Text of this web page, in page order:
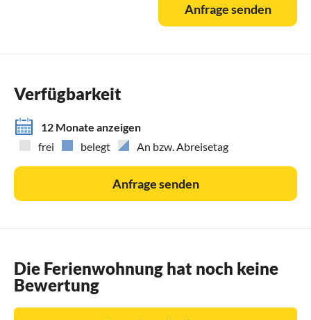
Anfrage senden
Verfügbarkeit
12 Monate anzeigen
frei
belegt An bzw. Abreisetag
Anfrage senden
Die Ferienwohnung hat noch keine
Bewertung